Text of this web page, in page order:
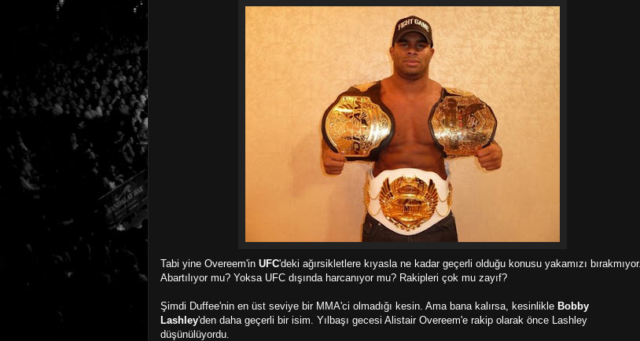
Tabi yine Overeem'in UFC'deki ağırsikletlere kıyasla ne kadar geçerli olduğu konusu yakamızı bırakmıyor.
Abartılıyor mu? Yoksa UFC dışında harcanıyor mu? Rakipleri çok mu zayıf?
Şimdi Duffee'nin en üst seviye bir MMA'ci olmadığı kesin. Ama bana kalırsa, kesinlikle Bobby
Lashley'den daha geçerli bir isim. Yılbaşı gecesi Alistair Overeem'e rakip olarak önce Lashley
düşünülüyordu.